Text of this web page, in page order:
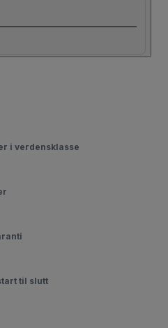
i verdensklasse
til slutt